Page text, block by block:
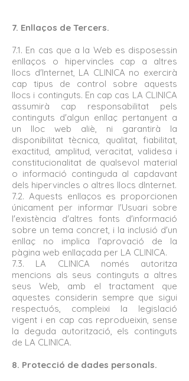
7. Enllaços de Tercers.
7.1. En cas que a la Web es disposessin
enllaços o hipervincles cap a altres
llocs d'Internet, LA CLINICA no exercirà
cap tipus de control sobre aquests
llocs i continguts. En cap cas LA CLINICA
assumirà cap responsabilitat pels
continguts d'algun enllaç pertanyent a
un lloc web aliè, ni garantirà la
disponibilitat tècnica, qualitat, fiabilitat,
exactitud, amplitud, veracitat, validesa i
constitucionalitat de qualsevol material
o informació continguda al capdavant
dels hipervincles o altres llocs dInternet.
7.2. Aquests enllaços es proporcionen
únicament per informar l'Usuari sobre
l'existència d'altres fonts d'informació
sobre un tema concret, i la inclusió d'un
enllaç no implica l'aprovació de la
pàgina web enllaçada per LA CLINICA.
7.3. LA CLINICA només autoritza
mencions als seus continguts a altres
seus Web, amb el tractament que
aquestes considerin sempre que sigui
respectuós, compleixi la legislació
vigent i en cap cas reprodueixin, sense
la deguda autorització, els continguts
de LA CLINICA.
8. Protecció de dades personals.